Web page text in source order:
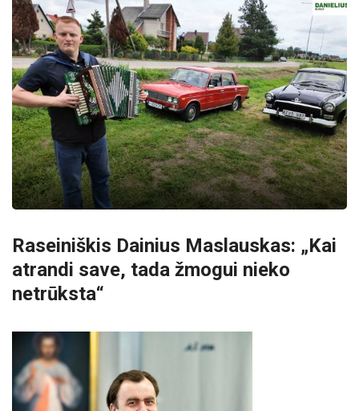
Raseiniškis Dainius Maslauskas: „Kai
atrandi save, tada žmogui nieko
netrūksta“